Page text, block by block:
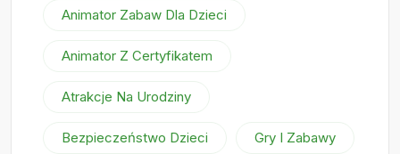
Animator Zabaw Dla Dzieci
Animator Z Certyfikatem
Atrakcje Na Urodziny
Bezpieczeństwo Dzieci Gry I Zabawy